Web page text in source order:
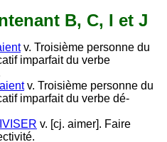
B, C, I et J
v. Troisième personne du
imparfait du verbe
v. Troisième personne du
imparfait du verbe dé-
v. [cj. aimer]. Faire